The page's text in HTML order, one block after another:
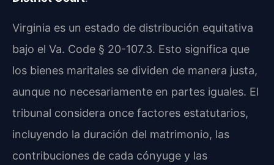
Virginia es un estado de distribución equitativa
bajo el Va. Code § 20-107.3. Esto significa que
los bienes maritales se dividen de manera justa,
aunque no necesariamente en partes iguales. El
tribunal considera once factores estatutarios,
incluyendo la duración del matrimonio, las
contribuciones de cada cónyuge y las